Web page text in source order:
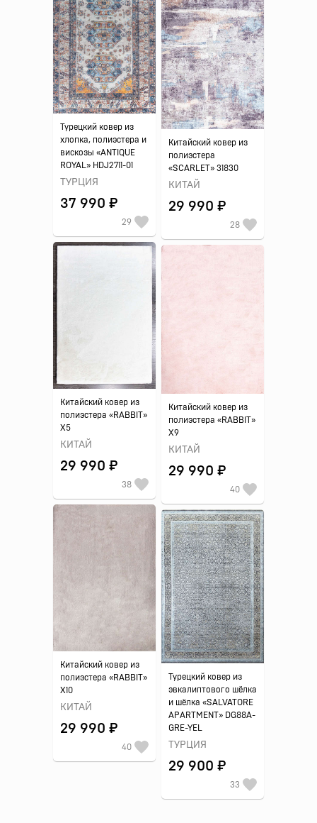
Турецкий ковер из
хлопка, полиэстера и
вискозы «ANTIQUE
ROYAL» HDJ2711-01
ТУРЦИЯ
37 990 ₽
29
Китайский ковер из
полиэстера
«SCARLET» 31830
КИТАЙ
29 990 ₽
28
Китайский ковер из
полиэстера «RABBIT»
X5
КИТАЙ
29 990 ₽
38
Китайский ковер из
полиэстера «RABBIT»
X9
КИТАЙ
29 990 ₽
40
Китайский ковер из
полиэстера «RABBIT»
X10
КИТАЙ
29 990 ₽
40
Турецкий ковер из
эвкалиптового шёлка
и шёлка «SALVATORE
APARTMENT» DG88A-
GRE-YEL
ТУРЦИЯ
29 900 ₽
33